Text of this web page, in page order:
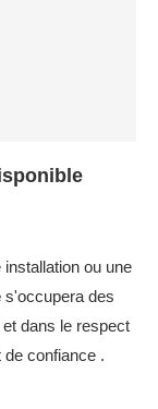
ou une
s'occupera des
dans le respect
confiance .